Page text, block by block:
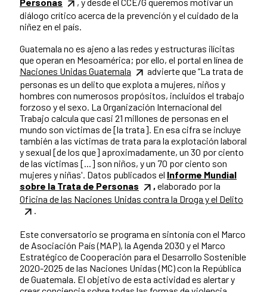
Personas
, y desde el CCE/G queremos motivar un
diálogo crítico acerca de la prevención y el cuidado de la
niñez en el país.
Guatemala no es ajeno a las redes y estructuras ilícitas
que operan en Mesoamérica; por ello, el portal en línea de
Naciones Unidas Guatemala
advierte que “La trata de
personas es un delito que explota a mujeres, niños y
hombres con numerosos propósitos, incluidos el trabajo
forzoso y el sexo. La Organización Internacional del
Trabajo calcula que casi 21 millones de personas en el
mundo son víctimas de [la trata]. En esa cifra se incluye
también a las víctimas de trata para la explotación laboral
y sexual [de los que] aproximadamente, un 30 por ciento
de las víctimas [...] son niños, y un 70 por ciento son
mujeres y niñas'. Datos publicados el Informe Mundial
sobre la Trata de Personas
, elaborado por la
Oficina de las Naciones Unidas contra la Droga y el Delito
.
Este conversatorio se programa en sintonía con el Marco
de Asociación País (MAP), la Agenda 2030 y el Marco
Estratégico de Cooperación para el Desarrollo Sostenible
2020-2025 de las Naciones Unidas (MC) con la República
de Guatemala. El objetivo de esta actividad es alertar y